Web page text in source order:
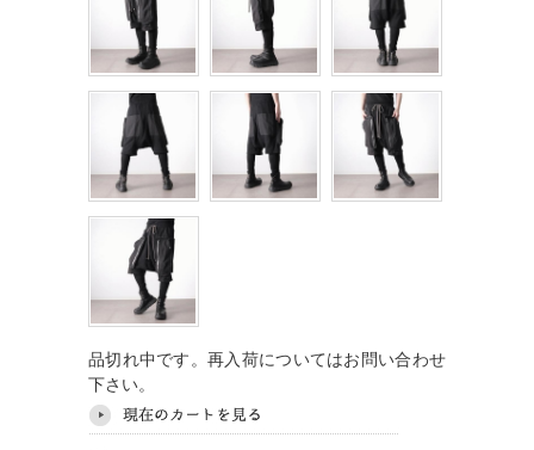
品切れ中です。再入荷についてはお問い合わせ
下さい。